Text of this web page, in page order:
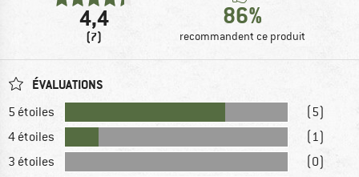
4,4
(7)
86%
recommandent ce produit
ÉVALUATIONS
5 étoiles
(5)
4 étoiles
(1)
3 étoiles
(0)